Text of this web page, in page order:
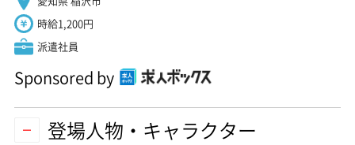
時給1,200円
派遣社員
Sponsored by
登場人物・キャラクター